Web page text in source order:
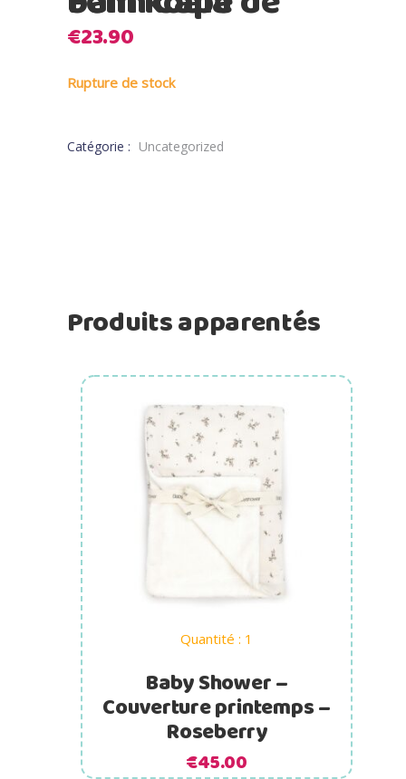
€23.90
Rupture de stock
Catégorie : Uncategorized
Produits apparentés
Quantité : 1
Ajouter au panier
Baby Shower –
Couverture printemps –
Roseberry
€45.00